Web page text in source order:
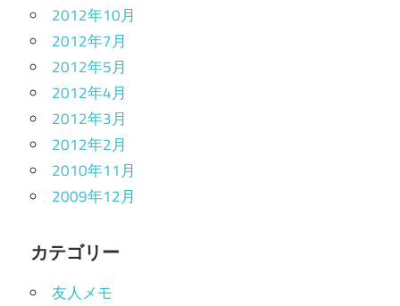
2012年10月
2012年7月
2012年5月
2012年4月
2012年3月
2012年2月
2010年11月
2009年12月
カテゴリー
友人メモ